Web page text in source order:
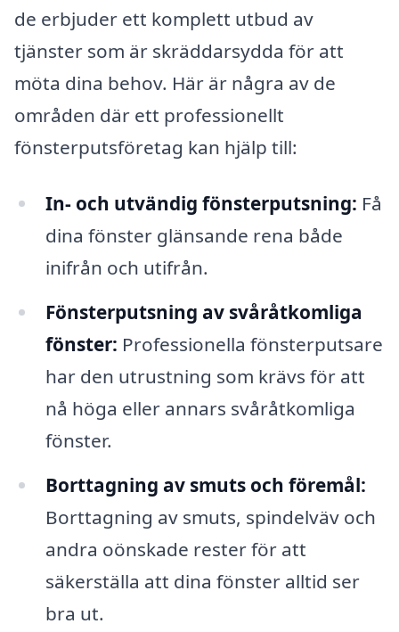
de erbjuder ett komplett utbud av
tjänster som är skräddarsydda för att
möta dina behov. Här är några av de
områden där ett professionellt
fönsterputsföretag kan hjälp till:
In- och utvändig fönsterputsning: Få
dina fönster glänsande rena både
inifrån och utifrån.
Fönsterputsning av svåråtkomliga
fönster: Professionella fönsterputsare
har den utrustning som krävs för att
nå höga eller annars svåråtkomliga
fönster.
Borttagning av smuts och föremål:
Borttagning av smuts, spindelväv och
andra oönskade rester för att
säkerställa att dina fönster alltid ser
bra ut.